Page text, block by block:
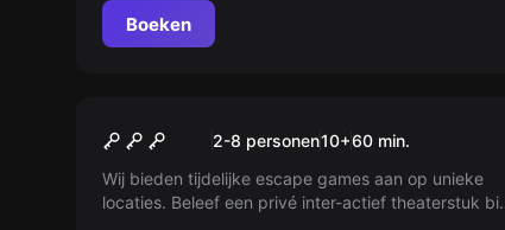
Kun je ontsnappen aan het mysterie waar niemand
blijkt te zijn? Durf jij de uitdaging aan?
Boeken
Le piège2-8 personen10+60 min.
Wij bieden tijdelijke escape games aan op unieke
locaties. Beleef een privé inter-actief theaterstuk bij